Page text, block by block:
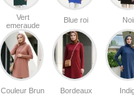
Vert
emeraude
Blue roi
Couleur Brun Bordeaux